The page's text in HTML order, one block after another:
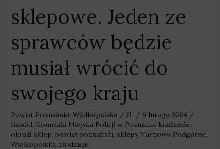
sklepowe. Jeden ze
sprawców będzie
musiał wrócić do
swojego kraju
Powiat Poznański Wielkopolska / JL / 9 lutego 2024 /
handel Komenda Miejska Policji w Poznaniu kradzieże
okradł sklep powiat poznański sklepy, Tarnowo Podgórne
Wielkopolska złodzieje